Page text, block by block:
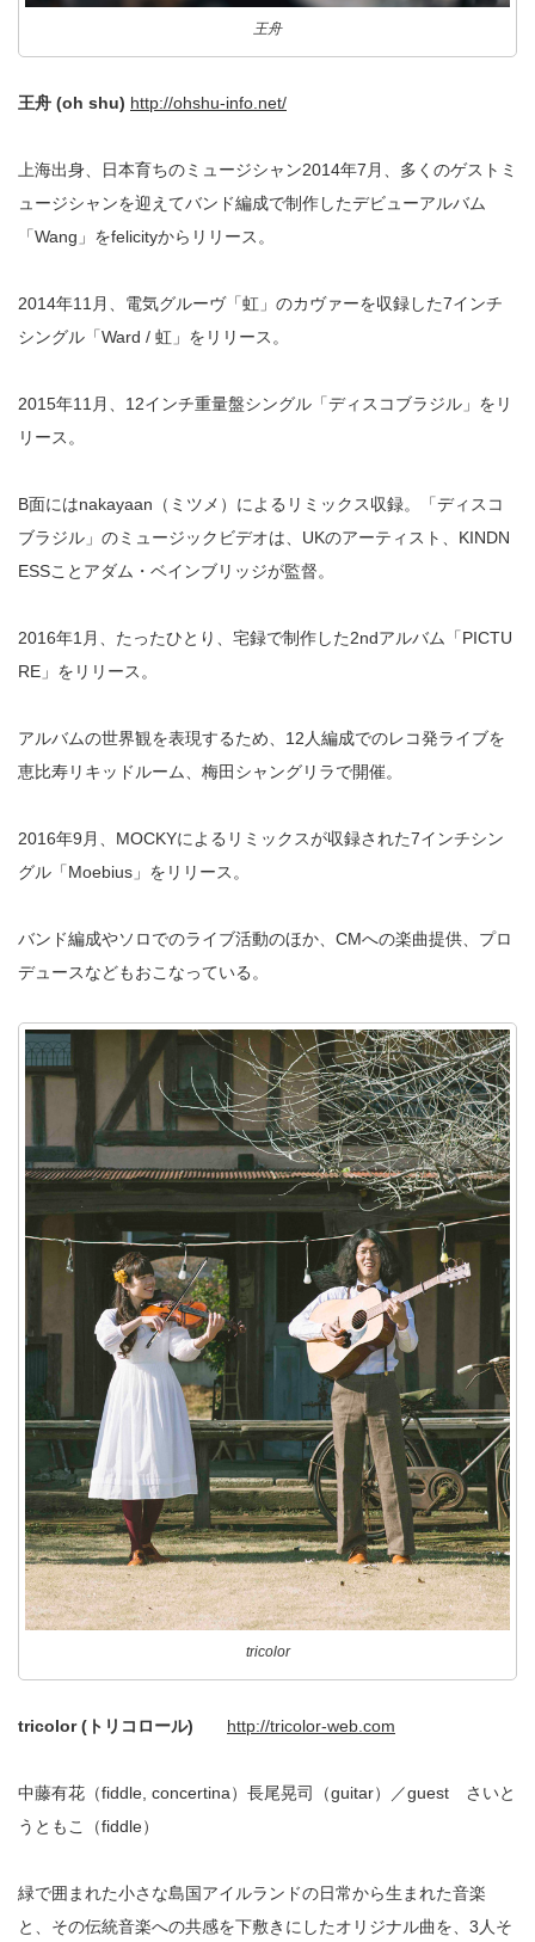
王舟
王舟 (oh shu) http://ohshu-info.net/
上海出身、日本育ちのミュージシャン2014年7月、多くのゲストミ
ュージシャンを迎えてバンド編成で制作したデビューアルバム
「Wang」をfelicityからリリース。
2014年11月、電気グルーヴ「虹」のカヴァーを収録した7インチ
シングル「Ward / 虹」をリリース。
2015年11月、12インチ重量盤シングル「ディスコブラジル」をリ
リース。
B面にはnakayaan（ミツメ）によるリミックス収録。「ディスコ
ブラジル」のミュージックビデオは、UKのアーティスト、KINDN
ESSことアダム・ベインブリッジが監督。
2016年1月、たったひとり、宅録で制作した2ndアルバム「PICTU
RE」をリリース。
アルバムの世界観を表現するため、12人編成でのレコ発ライブを
恵比寿リキッドルーム、梅田シャングリラで開催。
2016年9月、MOCKYによるリミックスが収録された7インチシン
グル「Moebius」をリリース。
バンド編成やソロでのライブ活動のほか、CMへの楽曲提供、プロ
デュースなどもおこなっている。
tricolor
tricolor (トリコロール) http://tricolor-web.com
中藤有花（fiddle, concertina）長尾晃司（guitar）／guest さいと
うともこ（fiddle）
緑で囲まれた小さな島国アイルランドの日常から生まれた音楽
と、その伝統音楽への共感を下敷きにしたオリジナル曲を、3人そ